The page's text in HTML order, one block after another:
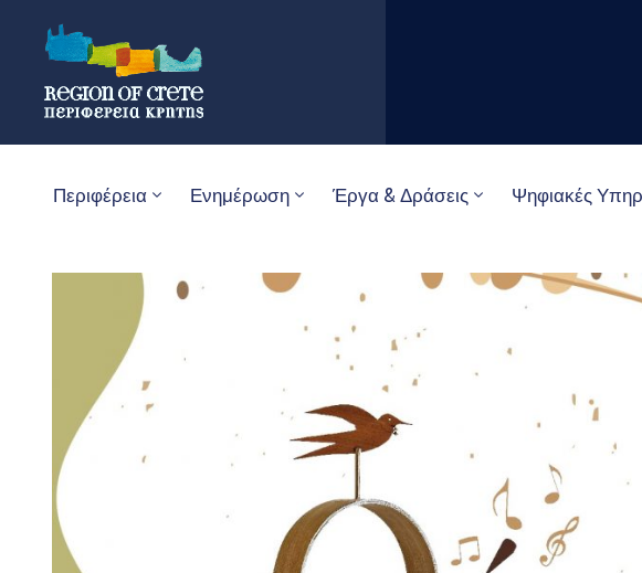
Περιφέρεια Ενημέρωση Έργα & Δράσεις Ψηφιακές